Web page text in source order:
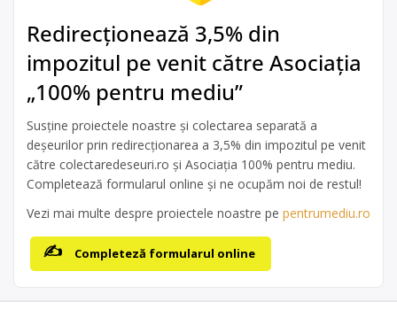
Redirecționează 3,5% din
impozitul pe venit către Asociația
„100% pentru mediu”
Susține proiectele noastre și colectarea separată a
deșeurilor prin redirecționarea a 3,5% din impozitul pe venit
către colectaredeseuri.ro și Asociația 100% pentru mediu.
Completează formularul online și ne ocupăm noi de restul!
Vezi mai multe despre proiectele noastre pe pentrumediu.ro
Completeză formularul online